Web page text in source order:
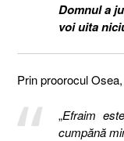
Domnul a
voi uita
Prin proorocul
„Efraim
cumpănă